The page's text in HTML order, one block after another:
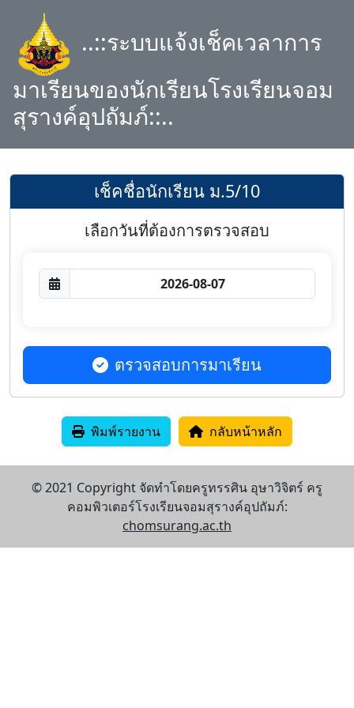
..::ระบบแจ้งเช็คเวลาการ
มาเรียนของนักเรียนโรงเรียนจอม
สุรางค์อุปถัมภ์::..
เช็คชื่อนักเรียน ม.5/10
เลือกวันที่ต้องการตรวจสอบ
ตรวจสอบการมาเรียน
พิมพ์รายงาน กลับหน้าหลัก
© 2021 Copyright จัดทำโดยครูทรรศิน อุษาวิจิตร์ ครู
คอมพิวเตอร์โรงเรียนจอมสุรางค์อุปถัมภ์:
chomsurang.ac.th